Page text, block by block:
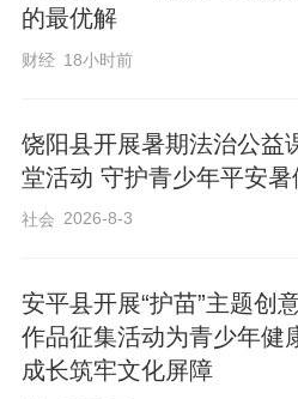
的本质，有了更为深刻
是全校皆知的“问题学生
男生，眉眼间总透着
不扣的“局外人”。本
才慢悠悠从走廊晃进
疚；落座后从不翻开
凝望窗外，要么指尖
的最优解
财经 18小时前
饶阳县开展暑期法治公益
堂活动 守护青少年平安暑
社会 2026-8-3
安平县开展“护苗”主题创
作品征集活动为青少年健
成长筑牢文化屏障